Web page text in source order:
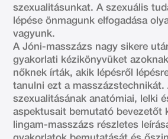
szexualitásunkat. A szexuális
lépése önmagunk elfogadása
vagyunk.
A Jóni-masszázs nagy sikere
gyakorlati kézikönyvüket
nőknek írták, akik lépésről
tanulni ezt a masszázstechnikát.
szexualitásának anatómiai, lelki
aspektusait bemutató bevezetőt
lingam-masszázs részletes